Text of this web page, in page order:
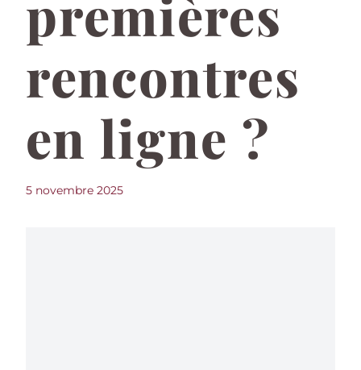
premières
rencontres
en ligne ?
5 novembre 2025